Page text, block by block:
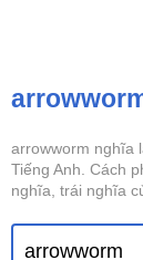
arrowworm nghĩa
Tiếng Anh. Cách
nghĩa, trái nghĩa